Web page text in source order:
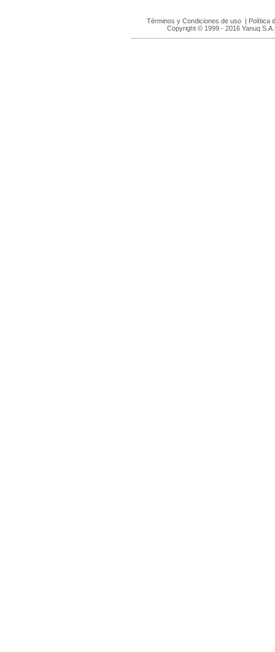
Términos y Condiciones de uso| Política
Copyright © 1999 - 2016 Yanuq